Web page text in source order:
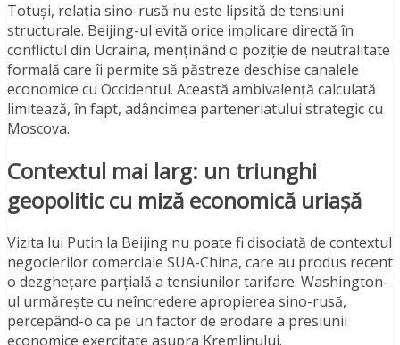
Totuși, relația sino-rusă nu este lipsită de tensiuni
structurale. Beijing-ul evită orice implicare directă în
conflictul din Ucraina, menținând o poziție de neutralitate
formală care îi permite să păstreze deschise canalele
economice cu Occidentul. Această ambivalență calculată
limitează, în fapt, adâncimea parteneriatului strategic cu
Moscova.
Contextul mai larg: un triunghi
geopolitic cu miză economică uriașă
Vizita lui Putin la Beijing nu poate fi disociată de contextul
negocierilor comerciale SUA-China, care au produs recent
o dezghețare parțială a tensiunilor tarifare. Washington-
ul urmărește cu neîncredere apropierea sino-rusă,
percepând-o ca pe un factor de erodare a presiunii
economice exercitate asupra Kremlinului.